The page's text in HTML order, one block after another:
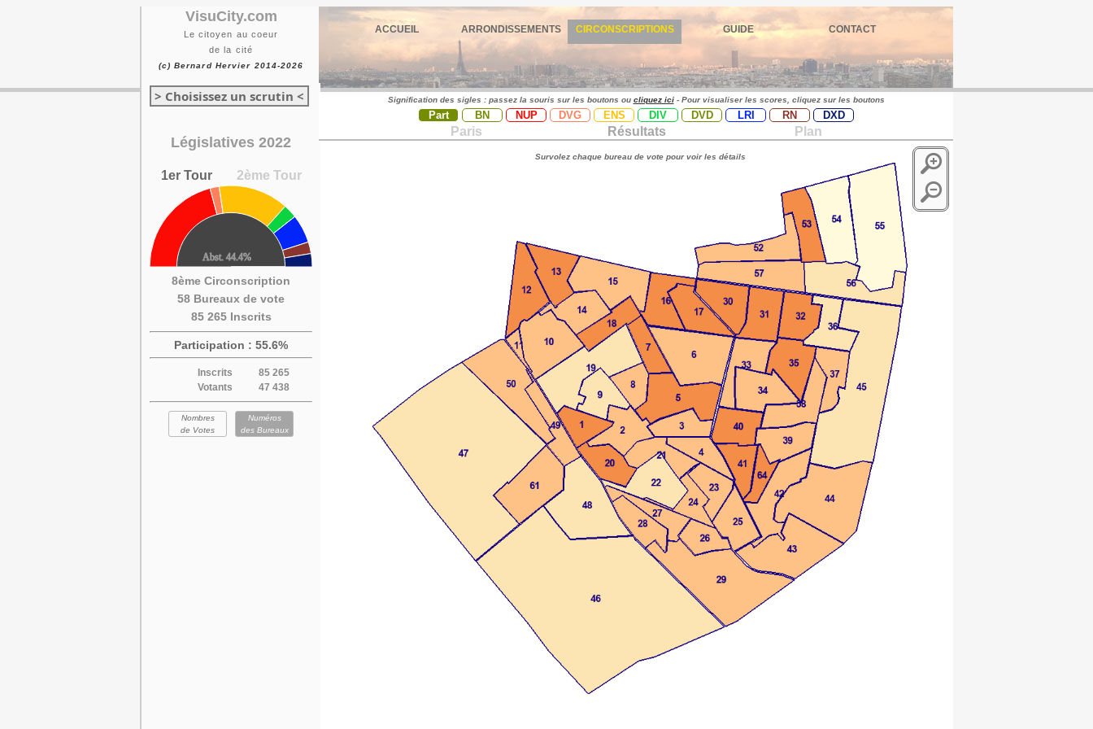
VisuCity.com
Le citoyen au coeur
de la cité
(c) Bernard Hervier 2014-2026
ACCUEIL ARRONDISSEMENTS CIRCONSCRIPTIONS GUIDE CONTACT
> Choisissez un scrutin <
Législatives 2022
1er Tour 2ème Tour
8ème Circonscription
58 Bureaux de vote
85 265 Inscrits
Participation : 55.6%
Inscrits
85 265
Votants
47 438
Nombres
de Votes
Numéros
des Bureaux
Signification des sigles : passez la souris sur les boutons ou cliquez ici- Pour visualiser les scores, cliquez sur les boutons
Part BN NUP DVG ENS DIV DVD LRI RN DXD
Paris Résultats Plan
Survolez chaque bureau de vote pour voir les détails